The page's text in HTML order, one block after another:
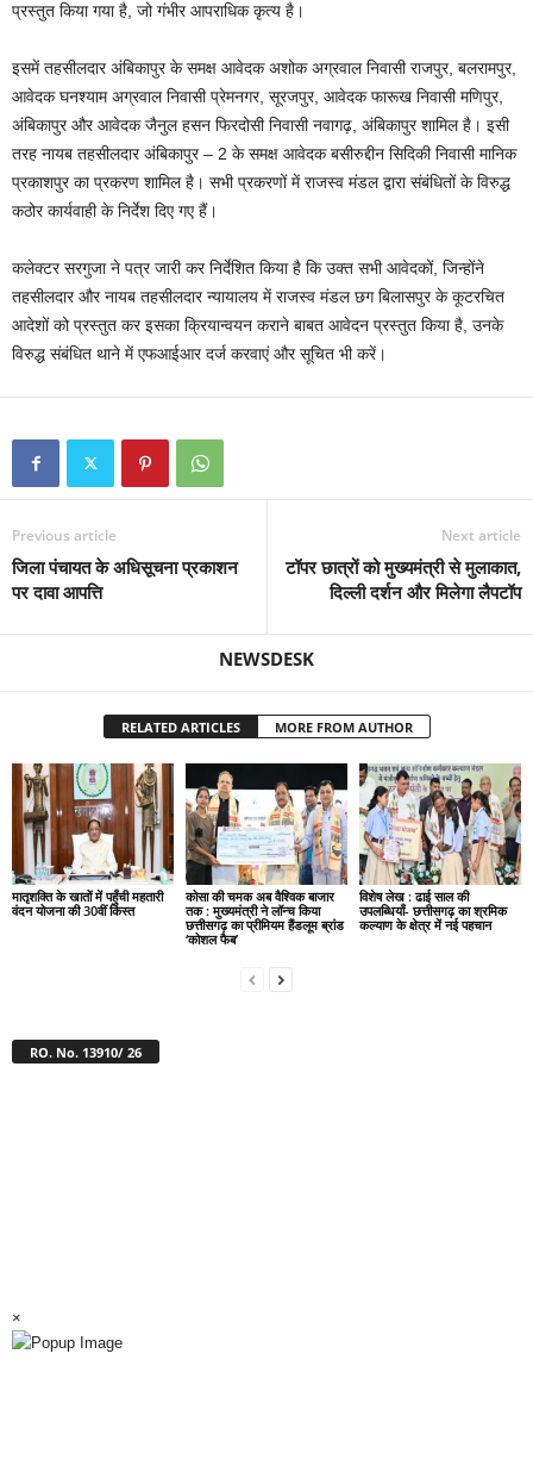
प्रस्तुत किया गया है, जो गंभीर आपराधिक कृत्य है।
इसमें तहसीलदार अंबिकापुर के समक्ष आवेदक अशोक अग्रवाल निवासी राजपुर, बलरामपुर,
आवेदक घनश्याम अग्रवाल निवासी प्रेमनगर, सूरजपुर, आवेदक फारूख निवासी मणिपुर,
अंबिकापुर और आवेदक जैनुल हसन फिरदोसी निवासी नवागढ़, अंबिकापुर शामिल है। इसी
तरह नायब तहसीलदार अंबिकापुर – 2 के समक्ष आवेदक बसीरुद्दीन सिदिकी निवासी मानिक
प्रकाशपुर का प्रकरण शामिल है। सभी प्रकरणों में राजस्व मंडल द्वारा संबंधितों के विरुद्ध
कठोर कार्यवाही के निर्देश दिए गए हैं।
कलेक्टर सरगुजा ने पत्र जारी कर निर्देशित किया है कि उक्त सभी आवेदकों, जिन्होंने
तहसीलदार और नायब तहसीलदार न्यायालय में राजस्व मंडल छग बिलासपुर के कूटरचित
आदेशों को प्रस्तुत कर इसका क्रियान्वयन कराने बाबत आवेदन प्रस्तुत किया है, उनके
विरुद्ध संबंधित थाने में एफआईआर दर्ज करवाएं और सूचित भी करें।
Previous article
जिला पंचायत के अधिसूचना प्रकाशन
पर दावा आपत्ति
Next article
टॉपर छात्रों को मुख्यमंत्री से मुलाकात,
दिल्ली दर्शन और मिलेगा लैपटॉप
NEWSDESK
RELATED ARTICLES MORE FROM AUTHOR
मातृशक्ति के खातों में पहुँची महतारी
वंदन योजना की 30वीं किस्त
कोसा की चमक अब वैश्विक बाजार
तक : मुख्यमंत्री ने लॉन्च किया
छत्तीसगढ़ का प्रीमियम हैंडलूम ब्रांड
‘कोशल फैब’
विशेष लेख : ढाई साल की
उपलब्धियाँ- छत्तीसगढ़ का श्रमिक
कल्याण के क्षेत्र में नई पहचान
RO. No. 13910/ 26
×